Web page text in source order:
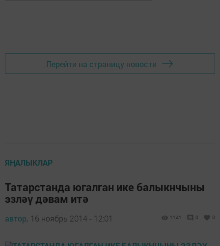
Перейти на страницу новости
ЯҢАЛЫКЛАР
Татарстанда югалган ике балыкнчыны
эзләү дәвам итә
автор, 16 ноябрь 2014 - 12:01 1141 0 0